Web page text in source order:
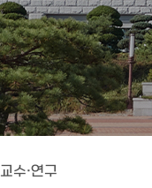
교수·연구